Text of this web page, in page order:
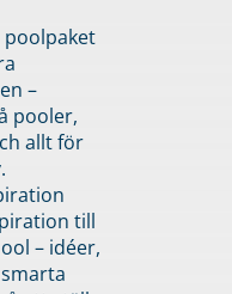
–
pooler,
allt för
till
– idéer,